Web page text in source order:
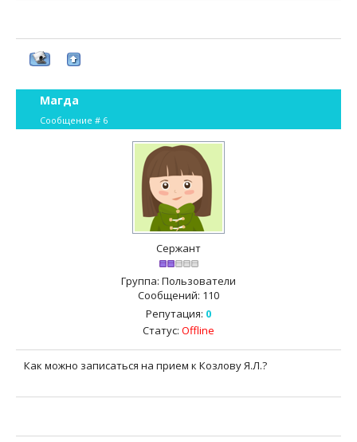
Магда
Сообщение # 6
Сержант
Группа: Пользователи
Сообщений: 110
Репутация: 0
Статус: Offline
Как можно записаться на прием к Козлову Я.Л.?